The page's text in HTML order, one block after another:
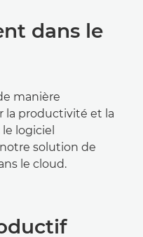
dans le
manière
la productivité et la
logiciel
solution de
le cloud.